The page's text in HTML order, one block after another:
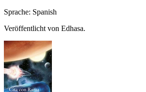
Sprache: Spanish
Veröffentlicht von Edhasa.